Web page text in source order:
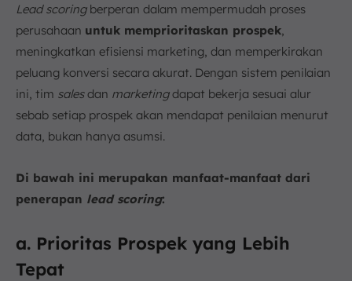
Lead scoringberperan dalam mempermudah proses
perusahaan untuk memprioritaskan prospek
meningkatkan efisiensi marketing, dan memperkirakan
peluang konversi secara akurat. Dengan sistem penilaian
ini, tim salesdan marketingdapat bekerja sesuai alur
sebab setiap prospek akan mendapat penilaian menurut
data, bukan hanya asumsi.
Di bawah ini merupakan manfaat-manfaat dari
penerapan lead scoring:
a. Prioritas Prospek yang Lebih
Tepat